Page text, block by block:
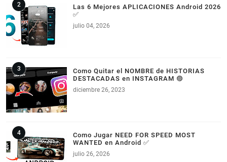
Las 6 Mejores APLICACIONES Android 2026
✅
julio 04, 2026
Como Quitar el NOMBRE de HISTORIAS
DESTACADAS en INSTAGRAM 🟣
diciembre 26, 2023
Como Jugar NEED FOR SPEED MOST
WANTED en Android ✅
julio 26, 2026